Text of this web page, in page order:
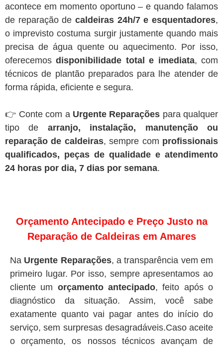
acontece em momento oportuno – e quando falamos
de reparação de caldeiras 24h/7 e esquentadores,
o imprevisto costuma surgir justamente quando mais
precisa de água quente ou aquecimento. Por isso,
oferecemosdisponibilidade total e imediata, com
técnicos de plantão preparados para lhe atender de
forma rápida, eficiente e segura.
👉 Conte com a Urgente Reparações para qualquer
tipo de arranjo, instalação, manutenção ou
reparação de caldeiras, sempre com profissionais
qualificados, peças de qualidade e atendimento
24 horas por dia, 7 dias por semana.
Orçamento Antecipado e Preço Justo na
Reparação de Caldeiras em Amares
Na Urgente Reparações, a transparência vem em
primeiro lugar. Por isso, sempre apresentamos ao
cliente um orçamento antecipado, feito após o
diagnóstico da situação. Assim, você sabe
exatamente quanto vai pagar antes do início do
serviço, sem surpresas desagradáveis.Caso aceite
o orçamento, os nossos técnicos avançam de